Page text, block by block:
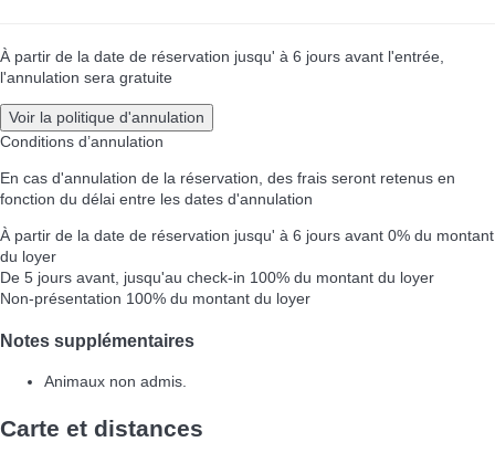
À partir de la date de réservation jusqu' à 6 jours avant l'entrée,
l'annulation sera gratuite
Voir la politique d'annulation
Conditions d’annulation
En cas d'annulation de la réservation, des frais seront retenus en
fonction du délai entre les dates d'annulation
À partir de la date de réservation jusqu' à 6 jours avant 0% du montant
du loyer
De 5 jours avant, jusqu'au check-in 100% du montant du loyer
Non-présentation 100% du montant du loyer
Notes supplémentaires
Animaux non admis.
Carte et distances